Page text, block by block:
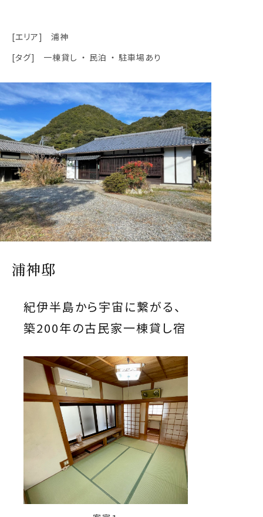
[エリア]
浦神
[タグ]
一棟貸し 民泊 駐車場あり
浦神邸
紀伊半島から宇宙に繋がる、
築200年の古民家一棟貸し宿